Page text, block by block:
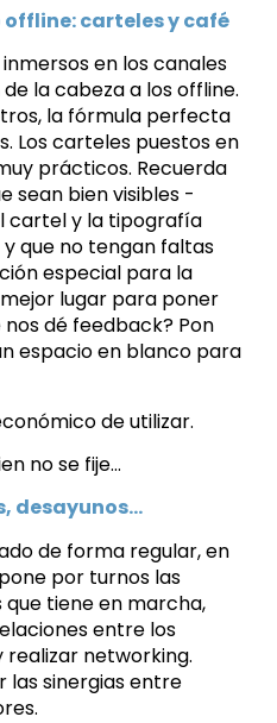
carteles y café
en los canales
la cabeza a los offline.
la fórmula perfecta
Los carteles puestos en
prácticos. Recuerda
sean bien visibles -
cartel y la tipografía
que no tengan faltas
especial para la
lugar para poner
dé feedback? Pon
espacio en blanco para
de utilizar.
no se fije…
desayunos…
de forma regular, en
por turnos las
tiene en marcha,
entre los
networking.
sinergias entre